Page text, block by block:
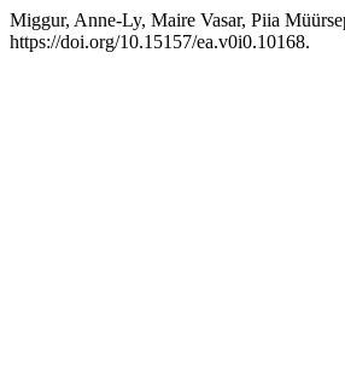
Miggur, Anne-Ly, Maire Vasar, Piia
https://doi.org/10.15157/ea.v0i0.10168.